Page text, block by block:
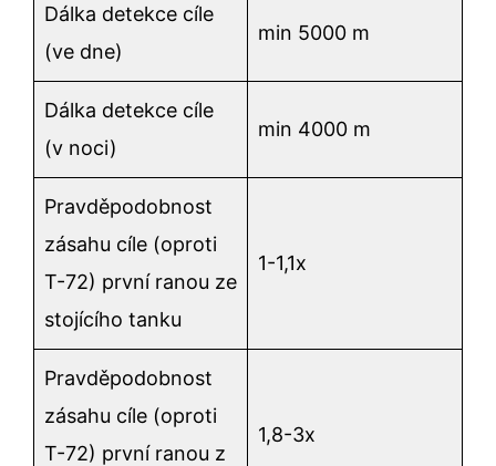
Dálka detekce cíle
(ve dne)
min 5000 m
Dálka detekce cíle
(v noci)
min 4000 m
Pravděpodobnost
zásahu cíle (oproti
T-72) první ranou ze
stojícího tanku
1-1,1x
Pravděpodobnost
zásahu cíle (oproti
T-72) první ranou z
1,8-3x